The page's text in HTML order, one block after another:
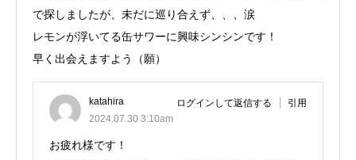
で探しましたが、未だに巡り合えず、、、涙
レモンが浮いてる缶サワーに興味シンシンです！
早く出会えますよう（願）
katahira
2024.07.30 3:10am
ログインして返信する 引用
お疲れ様です！